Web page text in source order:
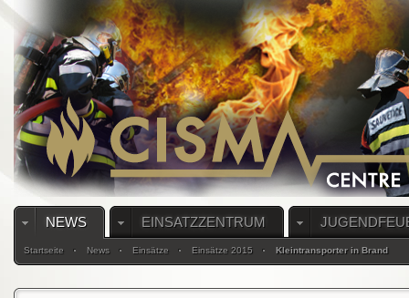
NEWS EINSATZZENTRUM
Startseite News Einsätze Einsätze 2015 Kleintransporter in Brand